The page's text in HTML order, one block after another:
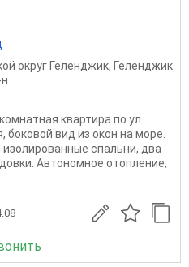
округ Геленджик, Геленджик
квартира по ул.
вид из окон на море.
изолированные спальни, два
Автономное отопление,